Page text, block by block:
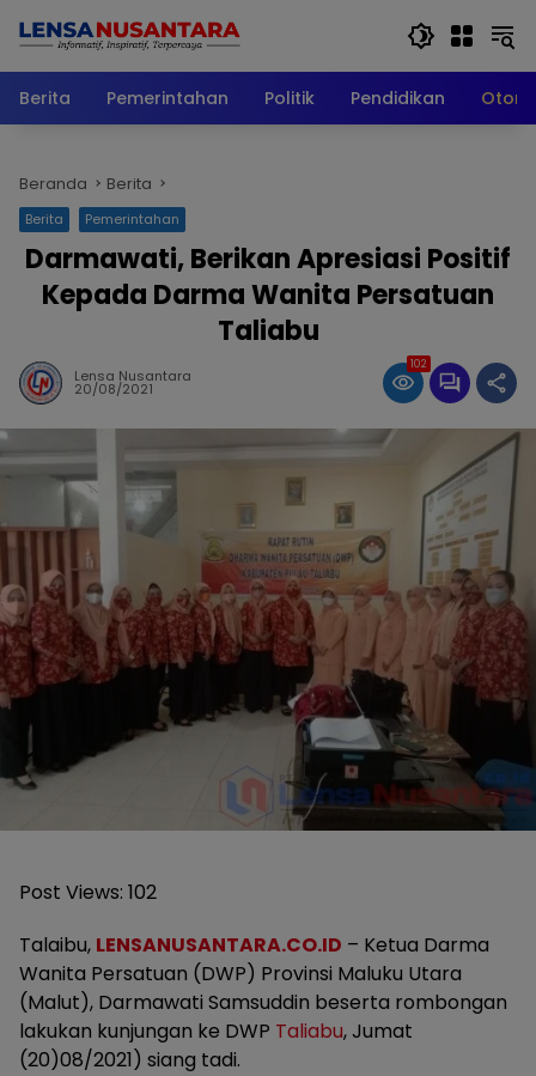
Berita
Pemerintahan Politik Pendidikan
Beranda Berita
Berita Pemerintahan
Darmawati, Berikan Apresiasi Positif
Kepada Darma Wanita Persatuan
Taliabu
Lensa Nusantara
20/08/2021
102
Post Views: 102
Talaibu, LENSANUSANTARA.CO.ID – Ketua Darma
Wanita Persatuan (DWP) Provinsi Maluku Utara
(Malut), Darmawati Samsuddin beserta rombongan
lakukan kunjungan ke DWP Taliabu, Jumat
(20)08/2021) siang tadi.